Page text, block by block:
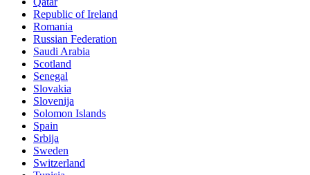
Republic of Ireland
Romania
Russian Federation
Saudi Arabia
Scotland
Senegal
Slovakia
Slovenija
Solomon Islands
Spain
Srbija
Sweden
Switzerland